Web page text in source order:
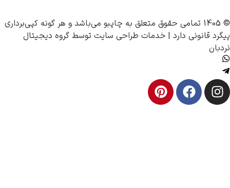
چاپبومی‌باشد و هر گونه کپی‌برداری
قانونی دارد |خدمات طراحی سایتتوسطگروه دیجیتال